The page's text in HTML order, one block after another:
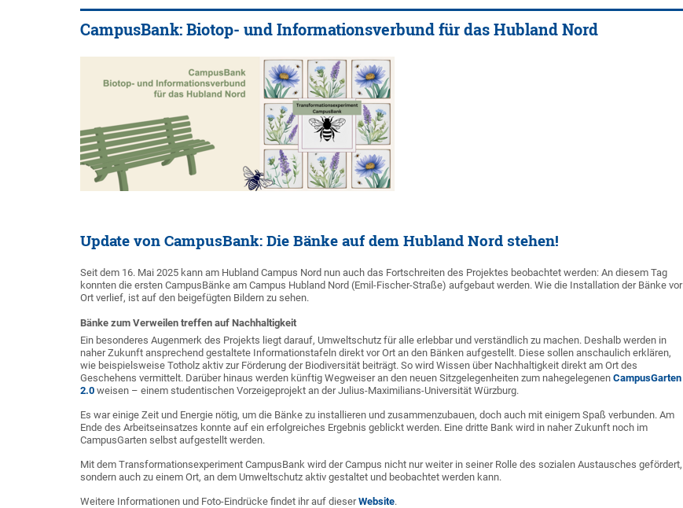
CampusBank: Biotop- und Informationsverbund für das Hubland Nord
Update von CampusBank: Die Bänke auf dem Hubland Nord stehen!
Seit dem 16. Mai 2025 kann am Hubland Campus Nord nun auch das Fortschreiten des Projektes beobachtet werden: An diesem Tag
konnten die ersten CampusBänke am Campus Hubland Nord (Emil-Fischer-Straße) aufgebaut werden. Wie die Installation der Bänke vor
Ort verlief, ist auf den beigefügten Bildern zu sehen.
Bänke zum Verweilen treffen auf Nachhaltigkeit
Ein besonderes Augenmerk des Projekts liegt darauf, Umweltschutz für alle erlebbar und verständlich zu machen. Deshalb werden in
naher Zukunft ansprechend gestaltete Informationstafeln direkt vor Ort an den Bänken aufgestellt. Diese sollen anschaulich erklären,
wie beispielsweise Totholz aktiv zur Förderung der Biodiversität beiträgt. So wird Wissen über Nachhaltigkeit direkt am Ort des
Geschehens vermittelt. Darüber hinaus werden künftig Wegweiser an den neuen Sitzgelegenheiten zum nahegelegenen CampusGarten
2.0 weisen – einem studentischen Vorzeigeprojekt an der Julius-Maximilians-Universität Würzburg.
Es war einige Zeit und Energie nötig, um die Bänke zu installieren und zusammenzubauen, doch auch mit einigem Spaß verbunden. Am
Ende des Arbeitseinsatzes konnte auf ein erfolgreiches Ergebnis geblickt werden. Eine dritte Bank wird in naher Zukunft noch im
CampusGarten selbst aufgestellt werden.
Mit dem Transformationsexperiment CampusBank wird der Campus nicht nur weiter in seiner Rolle des sozialen Austausches gefördert,
sondern auch zu einem Ort, an dem Umweltschutz aktiv gestaltet und beobachtet werden kann.
Weitere Informationen und Foto-Eindrücke findet ihr auf dieserWebsite.